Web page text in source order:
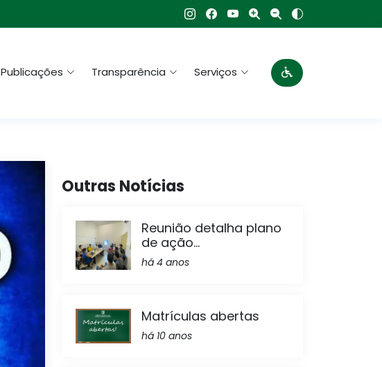
Publicações Transparência Serviços
Outras Notícias
Reunião detalha plano
de ação...
há 4 anos
Matrículas abertas
há 10 anos